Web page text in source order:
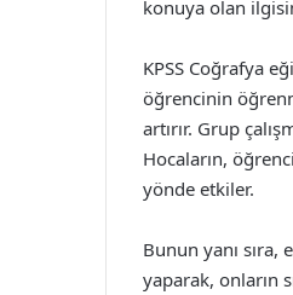
konuya olan
KPSS Coğrafya
öğrencinin
artırır. Grup
Hocaların,
yönde etkiler.
Bunun yanı sıra,
yaparak, onların